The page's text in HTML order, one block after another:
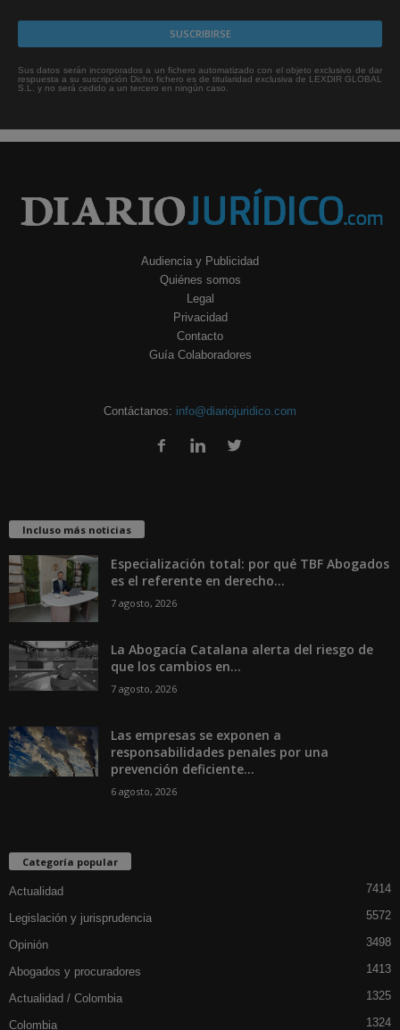
Sus datos serán incorporados a un fichero automatizado con el objeto exclusivo de dar
respuesta a su suscripción Dicho fichero es de titularidad exclusiva de LEXDIR GLOBAL
S.L. y no será cedido a un tercero en ningún caso.
Audiencia y Publicidad
Quiénes somos
Legal
Privacidad
Contacto
Guía Colaboradores
Contáctanos: info@diariojuridico.com
Incluso más noticias
Especialización total: por qué TBF Abogados
es el referente en derecho...
7 agosto, 2026
La Abogacía Catalana alerta del riesgo de
que los cambios en...
7 agosto, 2026
Las empresas se exponen a
responsabilidades penales por una
prevención deficiente...
6 agosto, 2026
Categoría popular
Actualidad 7414
Legislación y jurisprudencia 5572
Opinión 3498
Abogados y procuradores 1413
Actualidad / Colombia 1325
Colombia 1324